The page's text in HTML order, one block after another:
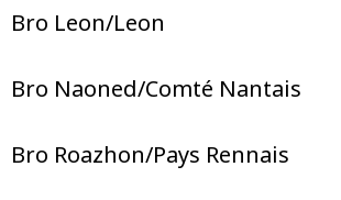
Bro Leon/Leon
Bro Naoned/Comté Nantais
Bro Roazhon/Pays Rennais